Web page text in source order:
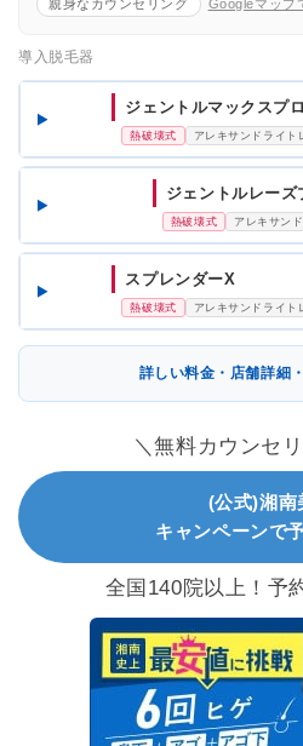
親身なカウンセリング Googleマップ
導入脱毛器
ジェントルマックスプロ
熱破壊式 アレキサンドライト
ジェントルレーズ
熱破壊式 アレキサン
スプレンダーX
熱破壊式 アレキサンドライト
詳しい料金・店舗詳細
＼無料カウンセ
(公式)湘南
キャンペーンで
全国140院以上！予